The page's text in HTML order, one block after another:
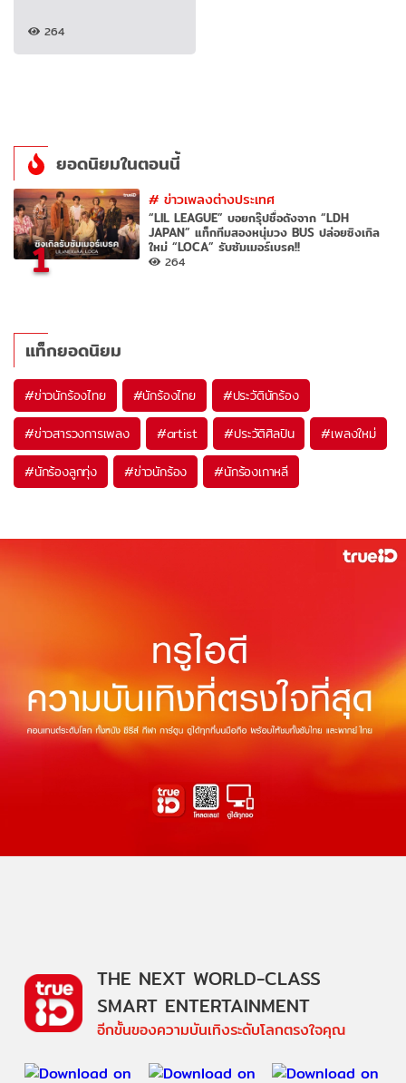
264
ยอดนิยมในตอนนี้
1
#ข่าวเพลงต่างประเทศ
“LIL LEAGUE” บอยกรุ๊ปชื่อดังจาก “LDH
JAPAN” แท็กทีมสองหนุ่มวง BUS ปล่อยซิงเกิล
ใหม่ “LOCA” รับซัมเมอร์เบรค!!
264
แท็กยอดนิยม
#ข่าวนักร้องไทย #นักร้องไทย #ประวัตินักร้อง
#ข่าวสารวงการเพลง #artist #ประวัติศิลปิน #เพลงใหม่
#นักร้องลูกทุ่ง #ข่าวนักร้อง #นักร้องเกาหลี
THE NEXT WORLD-CLASS
SMART ENTERTAINMENT
อีกขั้นของความบันเทิงระดับโลกตรงใจคุณ